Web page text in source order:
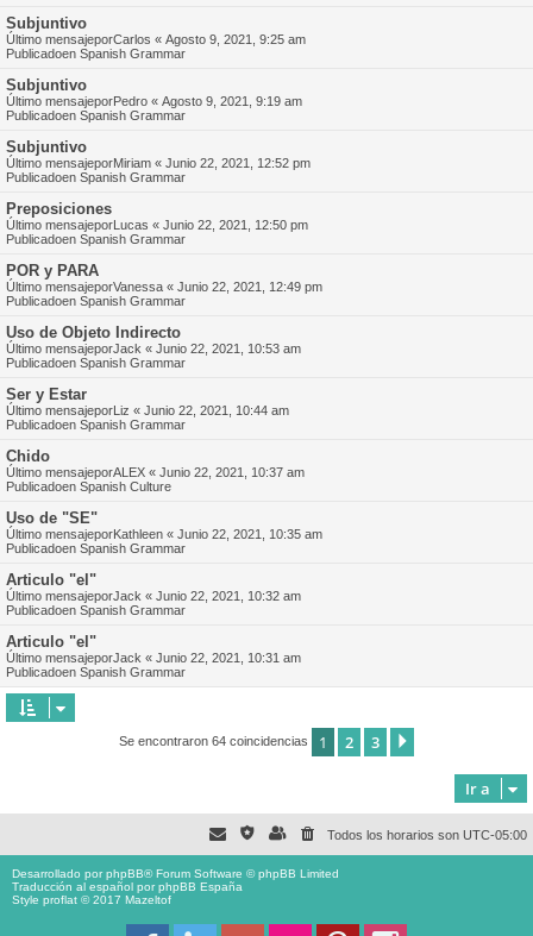
Subjuntivo
Último mensajeporCarlos « Agosto 9, 2021, 9:25 am
Publicadoen Spanish Grammar
Subjuntivo
Último mensajeporPedro « Agosto 9, 2021, 9:19 am
Publicadoen Spanish Grammar
Subjuntivo
Último mensajeporMiriam « Junio 22, 2021, 12:52 pm
Publicadoen Spanish Grammar
Preposiciones
Último mensajeporLucas « Junio 22, 2021, 12:50 pm
Publicadoen Spanish Grammar
POR y PARA
Último mensajeporVanessa « Junio 22, 2021, 12:49 pm
Publicadoen Spanish Grammar
Uso de Objeto Indirecto
Último mensajeporJack « Junio 22, 2021, 10:53 am
Publicadoen Spanish Grammar
Ser y Estar
Último mensajeporLiz « Junio 22, 2021, 10:44 am
Publicadoen Spanish Grammar
Chido
Último mensajeporALEX « Junio 22, 2021, 10:37 am
Publicadoen Spanish Culture
Uso de "SE"
Último mensajeporKathleen « Junio 22, 2021, 10:35 am
Publicadoen Spanish Grammar
Articulo "el"
Último mensajeporJack « Junio 22, 2021, 10:32 am
Publicadoen Spanish Grammar
Articulo "el"
Último mensajeporJack « Junio 22, 2021, 10:31 am
Publicadoen Spanish Grammar
Se encontraron 64 coincidencias 1 2 3
Ir a
Todos los horarios son UTC-05:00
Desarrollado porphpBB® Forum Software © phpBB Limited
Traducción al español porphpBB España
Style proflat © 2017 Mazeltof